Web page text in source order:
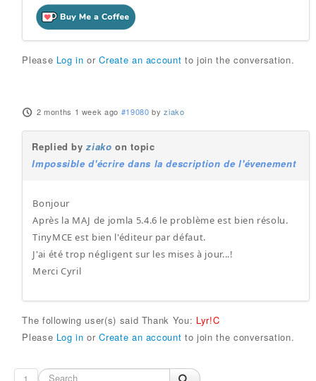
Please Log in orCreate an account to join the conversation.
2 months 1 week ago #19080 byziako
Replied byziako on topic
Impossible d'écrire dans la description de l'évenement
Bonjour
Après la MAJ de jomla 5.4.6 le problème est bien résolu.
TinyMCE est bien l'éditeur par défaut.
J'ai été trop négligent sur les mises à jour...!
Merci Cyril
The following user(s) said Thank You: Lyr!C
Please Log in orCreate an account to join the conversation.